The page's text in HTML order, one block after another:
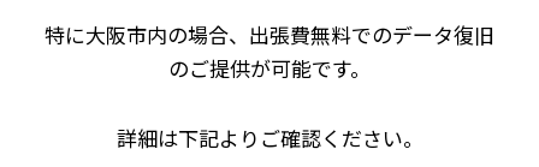
特に大阪市内の場合、出張費無料でのデータ復旧
のご提供が可能です。
詳細は下記よりご確認ください。